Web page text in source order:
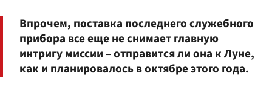
Впрочем, поставка последнего служебного
прибора все еще не снимает главную
интригу миссии – отправится ли она к Луне,
как и планировалось в октябре этого года.